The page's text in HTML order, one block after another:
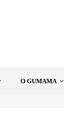
O GUMAMA